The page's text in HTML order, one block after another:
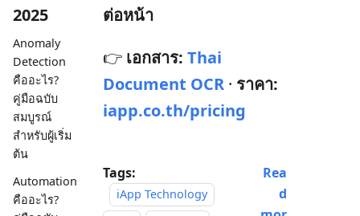
2025
Anomaly
Detection
คืออะไร?
คู่มือฉบับ
สมบูรณ์
สำหรับผู้เริ่ม
ต้น
Automation
คืออะไร?
ต่อหน้า
👉 เอกสาร: Thai
Document OCR · ราคา:
iapp.co.th/pricing
Tags:
iApp Technology
Rea
d